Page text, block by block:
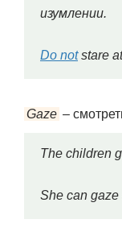
изумлении.
Do notstare
Gaze –
The children
She can